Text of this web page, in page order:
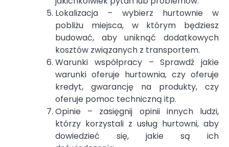
Lokalizacja – wybierz hurtownie w
pobliżu miejsca, w którym będziesz
budować, aby uniknąć dodatkowych
kosztów związanych z transportem.
Warunki współpracy – Sprawdź jakie
warunki oferuje hurtownia, czy oferuje
kredyt, gwarancję na produkty, czy
oferuje pomoc techniczną itp.
Opinie – zasięgnij opinii innych ludzi,
którzy korzystali z usług hurtowni, aby
dowiedzieć się, jakie są ich